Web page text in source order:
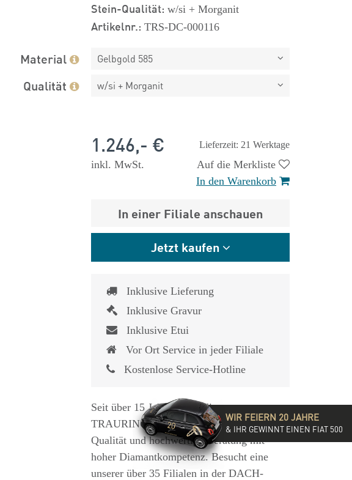
Stein-Qualität: w/si + Morganit
Artikelnr.: TRS-DC-000116
Material Gelbgold 585
Qualität w/si + Morganit
Lieferzeit: 21 Werktage
1.246,- €
inkl. MwSt.
Auf die Merkliste
In den Warenkorb
In einer Filiale anschauen
Jetzt kaufen
Inklusive Lieferung
Inklusive Gravur
Inklusive Etui
Vor Ort Service in jeder Filiale
Kostenlose Service-Hotline
Seit über 15 Jahren steht die
TRAURINGSCHMIEDE für exzellente
Qualität und hochwertige Beratung mit
hoher Diamantkompetenz. Besucht eine
unserer über 35 Filialen in der DACH-
WIR FEIERN 20 JAHRE
& IHR GEWINNT EINEN FIAT 500